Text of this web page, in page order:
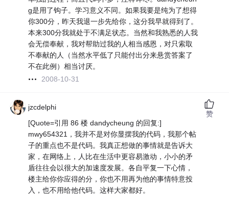
g是用了钩子。学习意义不同。如果我要是纯为了想得
你300分，昨天我退一步先给你，这分我早就得到了。
本来300分我就处于不满足状态。当然和我熟悉的人我
会无偿奉献，我对帮助过我的人相当感恩，对只索取
不奉献的人（当然水平低了只能付出分来悬赏答案了
不在此例）相当讨厌。
2008-10-31
jzcdelphi
[Quote=引用 86 楼 dandycheung 的回复:]
mwy654321，我并不是对你显摆我的代码，我那个帖
子的重点也不是代码。我真正想做的事情就是告诉大
家，在网络上，人比在生活中更容易激动，小小的矛
盾往往会以很大的加速度发展。各自平复一下心情，
楼主给你你应得的分，你也不用再为他的事情特意投
入，也不用给他代码。这样大家都好。
赞